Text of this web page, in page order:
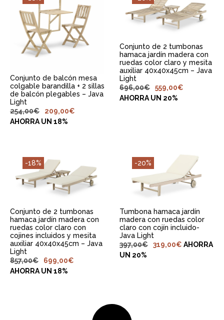
Conjunto de balcón mesa
colgable barandilla + 2 sillas
de balcón plegables – Java
Light
254,00€ 209,00€
AHORRA UN 18%
Conjunto de 2 tumbonas
hamaca jardín madera con
ruedas color claro y mesita
auxiliar 40x40x45cm – Java
Light
696,00€ 559,00€
AHORRA UN 20%
-18%
Conjunto de 2 tumbonas
hamaca jardín madera con
ruedas color claro con
cojines incluidos y mesita
auxiliar 40x40x45cm – Java
Light
857,00€ 699,00€
AHORRA UN 18%
-20%
Tumbona hamaca jardín
madera con ruedas color
claro con cojín incluido-
Java Light
397,00€ 319,00€ AHORRA
UN 20%